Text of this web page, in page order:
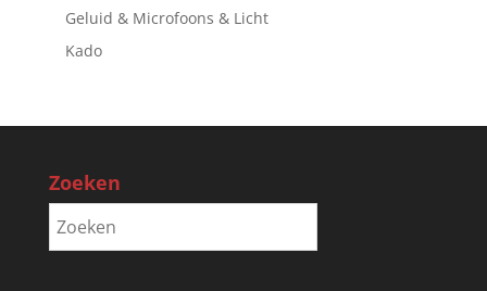
Geluid & Microfoons & Licht
Kado
Zoeken